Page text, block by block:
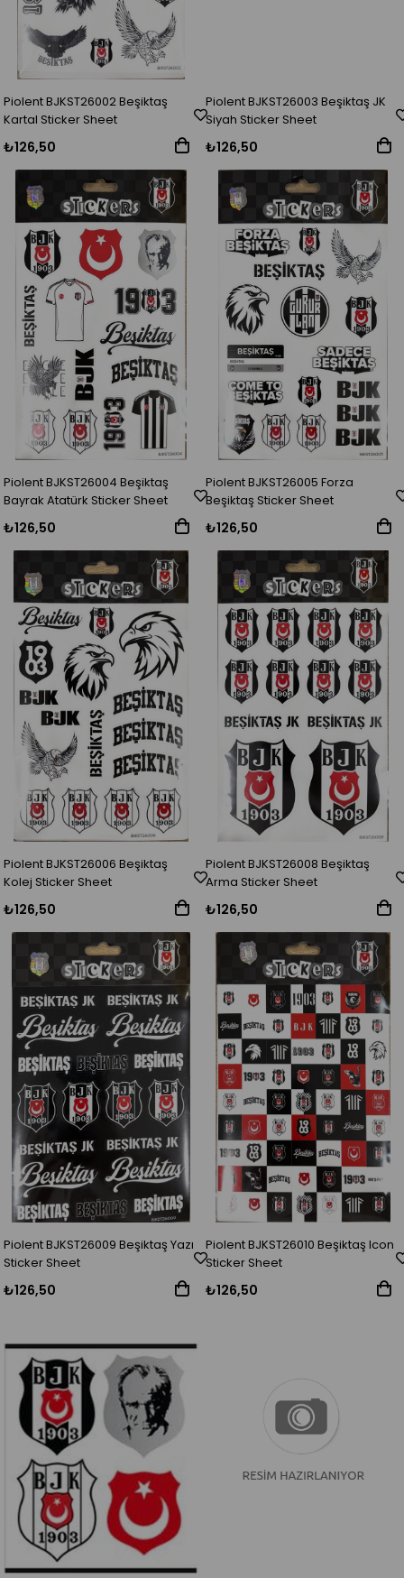
Piolent BJKST26002 Beşiktaş
Kartal Sticker Sheet
₺126,50
Piolent BJKST26003 Beşiktaş JK
Siyah Sticker Sheet
₺126,50
Piolent BJKST26004 Beşiktaş
Bayrak Atatürk Sticker Sheet
₺126,50
Piolent BJKST26005 Forza
Beşiktaş Sticker Sheet
₺126,50
Piolent BJKST26006 Beşiktaş
Kolej Sticker Sheet
₺126,50
Piolent BJKST26008 Beşiktaş
Arma Sticker Sheet
₺126,50
Piolent BJKST26009 Beşiktaş Yazı
Sticker Sheet
₺126,50
Piolent BJKST26010 Beşiktaş Icon
Sticker Sheet
₺126,50